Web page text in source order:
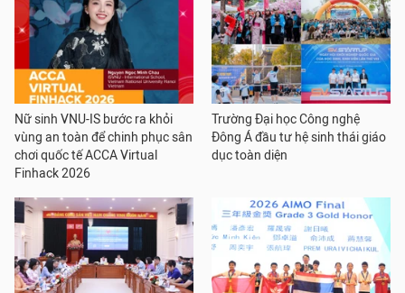
Nữ sinh VNU-IS bước ra khỏi
vùng an toàn để chinh phục sân
chơi quốc tế ACCA Virtual
Finhack 2026
Trường Đại học Công nghệ
Đông Á đầu tư hệ sinh thái giáo
dục toàn diện